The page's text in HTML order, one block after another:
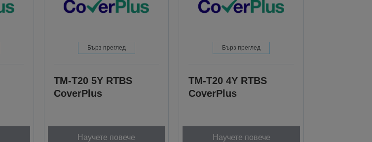
Бърз преглед
TM-T20 5Y RTBS
CoverPlus
Научете повече
Бърз преглед
TM-T20 4Y RTBS
CoverPlus
Научете повече